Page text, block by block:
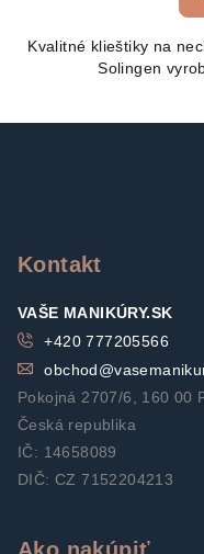
Kvalitné klieštiky na
Solingen
Kontakt
VAŠE MANIKÚRY.SK
+420 777205566
obchod@
Pokojná 2707/6, 160 00
Česká republika
IČ: 14658089
DIČ: CZ 7152204213
Ako nakúpiť